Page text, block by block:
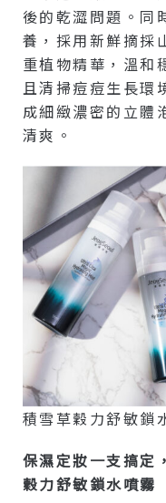
後的乾澀問題。同
養，採用新鮮摘採
重植物精華，溫和
且清掃痘痘生長環
成細緻濃密的立體
清爽。
積雪草穀力舒敏
保濕定妝一支搞定
穀力舒敏鎖水噴霧